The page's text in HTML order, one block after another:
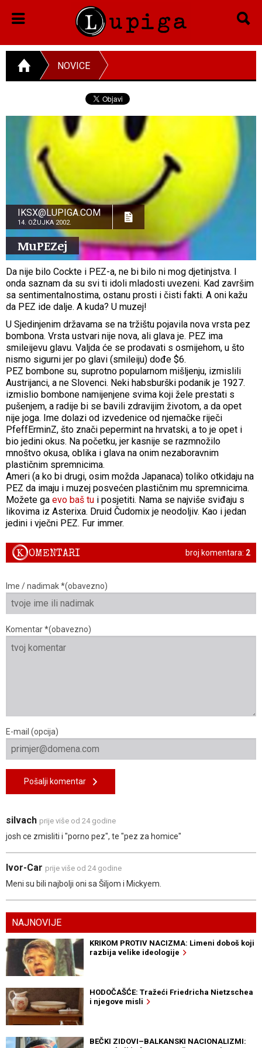
NOVICE
IKSX@LUPIGA.COM
14. OŽUJKA 2002.
MuPEZej
Da nije bilo Cockte i PEZ-a, ne bi bilo ni mog djetinjstva. I
onda saznam da su svi ti idoli mladosti uvezeni. Kad završim
sa sentimentalnostima, ostanu prosti i čisti fakti. A oni kažu
da PEZ ide dalje. A kuda? U muzej!
U Sjedinjenim državama se na tržištu pojavila nova vrsta pez
bombona. Vrsta ustvari nije nova, ali glava je. PEZ ima
smileijevu glavu. Valjda će se prodavati s osmijehom, u što
nismo sigurni jer po glavi (smileiju) dođe $6.
PEZ bombone su, suprotno popularnom mišljenju, izmislili
Austrijanci, a ne Slovenci. Neki habsburški podanik je 1927.
izmislio bombone namijenjene svima koji žele prestati s
pušenjem, a radije bi se bavili zdravijim životom, a da opet
nije joga. Ime dolazi od izvedenice od njemačke riječi
PfeffErminZ, što znači pepermint na hrvatski, a to je opet i
bio jedini okus. Na početku, jer kasnije se razmnožilo
mnoštvo okusa, oblika i glava na onim nezaboravnim
plastičnim spremnicima.
Ameri (a ko bi drugi, osim možda Japanaca) toliko otkidaju na
PEZ da imaju i muzej posvećen plastičnim mu spremnicima.
Možete ga evo baš tu i posjetiti. Nama se najviše sviđaju s
likovima iz Asterixa. Druid Čudomix je neodoljiv. Kao i jedan
jedini i vječni PEZ. Fur immer.
broj komentara: 2
KOMENTARI
Ime / nadimak *(obavezno)
Komentar *(obavezno)
E-mail (opcija)
Pošalji komentar
silvach prije više od 24 godine
josh ce zmisliti i "porno pez", te "pez za homice"
Ivor-Car prije više od 24 godine
Meni su bili najbolji oni sa Šiljom i Mickyem.
NAJNOVIJE
KRIKOM PROTIV NACIZMA: Limeni doboš koji
razbija velike ideologije
HODOČAŠĆE: Tražeći Friedricha Nietzschea
i njegove misli
BEČKI ZIDOVI–BALKANSKI NACIONALIZMI: